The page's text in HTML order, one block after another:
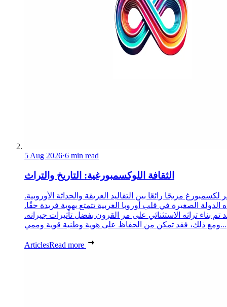
5 Aug 2026·6 min read
الثقافة اللوكسمبورغية: التاريخ والتراث
لكسمبورغ مزيجًا رائعًا بين التقاليد العريقة والحداثة الأوروبية.
الدولة الصغيرة في قلب أوروبا الغربية تتمتع بهوية فريدة حقًا.
تم بناء تراثه الاستثنائي على مر القرون بفضل تأثيرات جيرانه.
ومع ذلك، فقد تمكن من الحفاظ على هوية وطنية قوية وممي...
ArticlesRead more